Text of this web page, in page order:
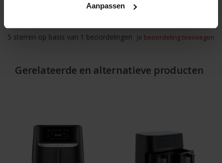
Aanpassen
Top, houdt de Airfryer schoon
Je beoordeling toevoegen
5 sterren op basis van 1 beoordelingen
Gerelateerde en alternatieve producten